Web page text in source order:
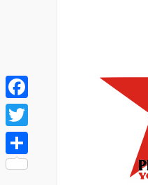
Facebook
Twitter
Share